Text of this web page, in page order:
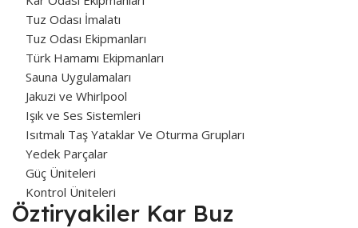
Tuz Odası İmalatı
Tuz Odası Ekipmanları
Türk Hamamı Ekipmanları
Sauna Uygulamaları
Jakuzi ve Whirlpool
Işık ve Ses Sistemleri
Isıtmalı Taş Yataklar Ve Oturma Grupları
Yedek Parçalar
Güç Üniteleri
Kontrol Üniteleri
Öztiryakiler Kar Buz